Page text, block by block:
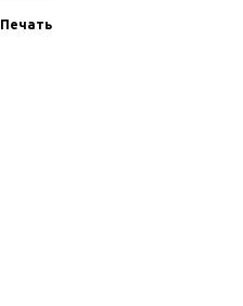
Печать